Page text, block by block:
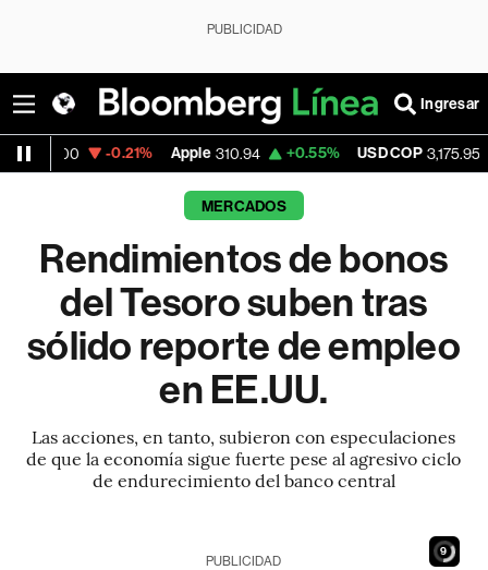
PUBLICIDAD
Ingresar
Apple 310.94 +0.55% USD COP 3,175.95 -0.63%
MERCADOS
Rendimientos de bonos
del Tesoro suben tras
sólido reporte de empleo
en EE.UU.
Las acciones, en tanto, subieron con especulaciones
de que la economía sigue fuerte pese al agresivo ciclo
de endurecimiento del banco central
8
PUBLICIDAD